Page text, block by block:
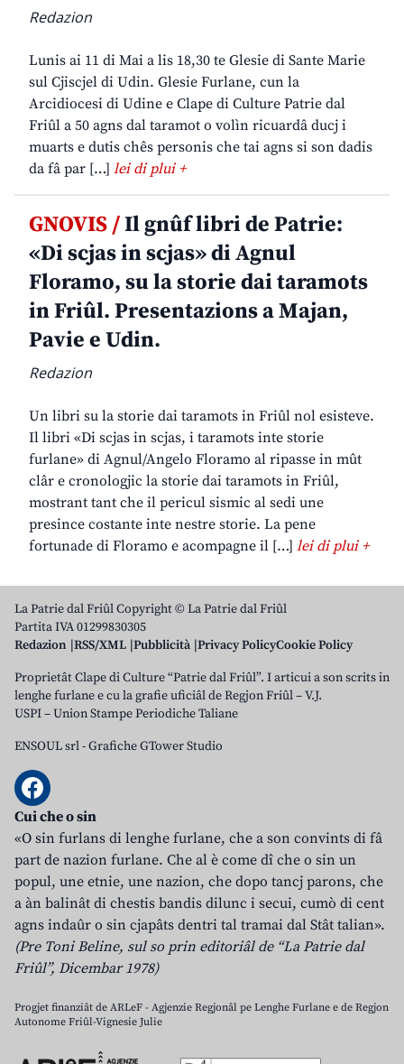
Redazion
Lunis ai 11 di Mai a lis 18,30 te Glesie di Sante Marie
sul Cjiscjel di Udin. Glesie Furlane, cun la
Arcidiocesi di Udine e Clape di Culture Patrie dal
Friûl a 50 agns dal taramot o volìn ricuardâ ducj i
muarts e dutis chês personis che tai agns si son dadis
da fâ par […] lei di plui +
GNOVIS /Il gnûf libri de Patrie:
«Di scjas in scjas» di Agnul
Floramo, su la storie dai taramots
in Friûl. Presentazions a Majan,
Pavie e Udin.
Redazion
Un libri su la storie dai taramots in Friûl nol esisteve.
Il libri «Di scjas in scjas, i taramots inte storie
furlane» di Agnul/Angelo Floramo al ripasse in mût
clâr e cronologjic la storie dai taramots in Friûl,
mostrant tant che il pericul sismic al sedi une
presince costante inte nestre storie. La pene
fortunade di Floramo e acompagne il […] lei di plui +
La Patrie dal Friûl Copyright © La Patrie dal Friûl
Partita IVA 01299830305
Redazion RSS/XML Pubblicità Privacy PolicyCookie Policy
Proprietât Clape di Culture “Patrie dal Friûl”. I articui a son scrits in
lenghe furlane e cu la grafie uficiâl de Regjon Friûl – V.J.
USPI – Union Stampe Periodiche Taliane
ENSOUL srl-Grafiche GTower Studio
Cui che o sin
«O sin furlans di lenghe furlane, che a son convints di fâ
part de nazion furlane. Che al è come dî che o sin un
popul, une etnie, une nazion, che dopo tancj parons, che
a àn balinât di chestis bandis dilunc i secui, cumò di cent
agns indaûr o sin cjapâts dentri tal tramai dal Stât talian».
(Pre Toni Beline, sul so prin editoriâl de “La Patrie dal
Friûl”, Dicembar 1978)
Progjet finanziât de ARLeF - Agjenzie Regjonâl pe Lenghe Furlane e de Regjon
Autonome Friûl-Vignesie Julie